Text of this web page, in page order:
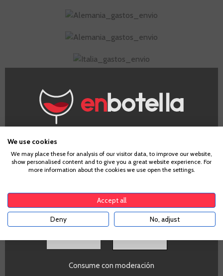
¿Eres mayor de edad?
Para acceder a enbotella, debes tener la edad legal de
tu país de residencia, lo cual es suficiente para
aplicable. Confirma si tienes más de18años
Consume con moderación
We use cookies
We may place these for analysis of our visitor data, to improve our website,
show personalised content and to give you a great website experience. For
more information about the cookies we use open the settings.
Accept all
Deny No, adjust